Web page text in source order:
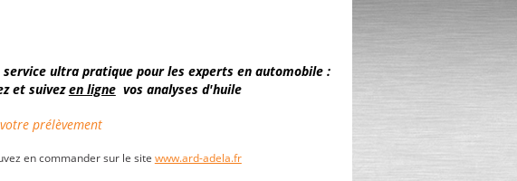
service ultra pratique pour les experts en automobile :
et suivezen lignevos analyses d'huile
prélèvement
en commander sur le site www.ard-adela.fr